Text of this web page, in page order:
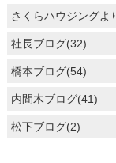
さくらハウジングよ
社長ブログ(32)
橋本ブログ(54)
内間木ブログ(41)
松下ブログ(2)